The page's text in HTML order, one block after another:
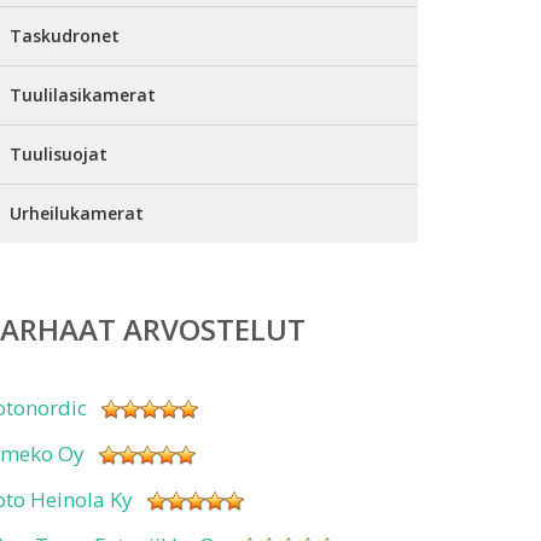
Taskudronet
Tuulilasikamerat
Tuulisuojat
Urheilukamerat
ARVOSTELUT
Oy
Heinola Ky